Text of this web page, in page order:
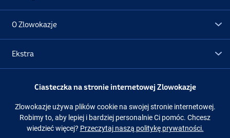
O Zlowokazje
Ekstra
Promocje
Obserwuj nas Facebook Instagram
Ciasteczka na stronie internetowej Zlowokazje
Zlowokazje używa plików cookie na swojej stronie internetowej.
Robimy to, aby lepiej i bardziej personalnie Ci pomóc. Chcesz
wiedzieć więcej? Przeczytaj naszą politykę prywatności.